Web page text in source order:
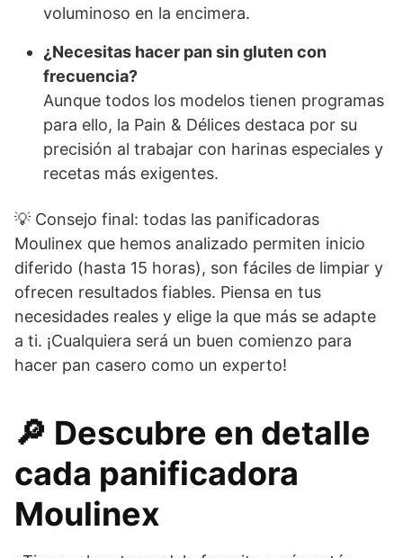
voluminoso en la encimera.
¿Necesitas hacer pan sin gluten con
frecuencia?
Aunque todos los modelos tienen programas
para ello, la Pain & Délices destaca por su
precisión al trabajar con harinas especiales y
recetas más exigentes.
💡 Consejo final: todas las panificadoras
Moulinex que hemos analizado permiten inicio
diferido (hasta 15 horas), son fáciles de limpiar y
ofrecen resultados fiables. Piensa en tus
necesidades reales y elige la que más se adapte
a ti. ¡Cualquiera será un buen comienzo para
hacer pan casero como un experto!
🔎 Descubre en detalle
cada panificadora
Moulinex